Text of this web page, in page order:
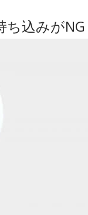
込みがNG